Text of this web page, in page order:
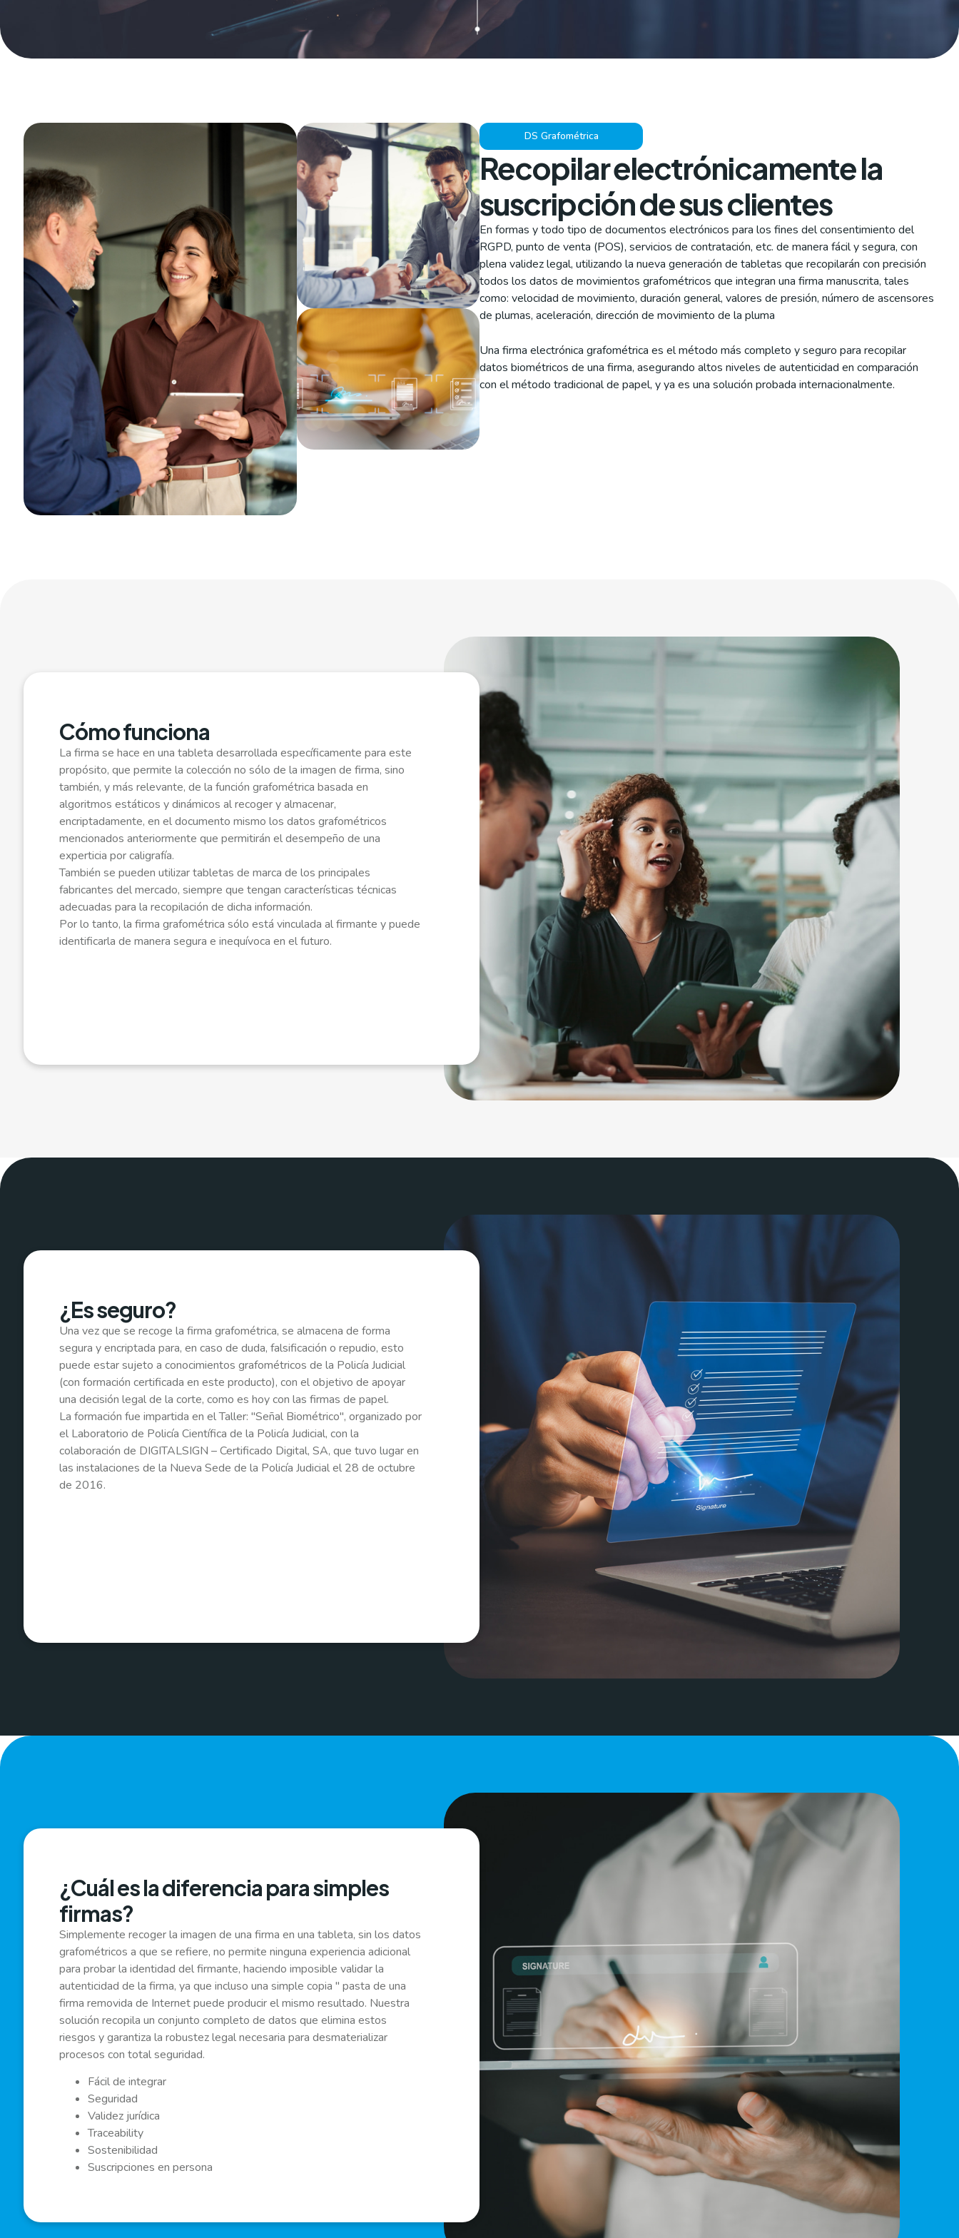
DS Grafométrica
Recopilar electrónicamente la
suscripción de sus clientes
En formas y todo tipo de documentos electrónicos para los fines del consentimiento del
RGPD, punto de venta (POS), servicios de contratación, etc. de manera fácil y segura, con
plena validez legal, utilizando la nueva generación de tabletas que recopilarán con precisión
todos los datos de movimientos grafométricos que integran una firma manuscrita, tales
como: velocidad de movimiento, duración general, valores de presión, número de ascensores
de plumas, aceleración, dirección de movimiento de la pluma
Una firma electrónica grafométrica es el método más completo y seguro para recopilar
datos biométricos de una firma, asegurando altos niveles de autenticidad en comparación
con el método tradicional de papel, y ya es una solución probada internacionalmente.
Cómo funciona
La firma se hace en una tableta desarrollada específicamente para este
propósito, que permite la colección no sólo de la imagen de firma, sino
también, y más relevante, de la función grafométrica basada en
algoritmos estáticos y dinámicos al recoger y almacenar,
encriptadamente, en el documento mismo los datos grafométricos
mencionados anteriormente que permitirán el desempeño de una
experticia por caligrafía.
También se pueden utilizar tabletas de marca de los principales
fabricantes del mercado, siempre que tengan características técnicas
adecuadas para la recopilación de dicha información.
Por lo tanto, la firma grafométrica sólo está vinculada al firmante y puede
identificarla de manera segura e inequívoca en el futuro.
¿Es seguro?
Una vez que se recoge la firma grafométrica, se almacena de forma
segura y encriptada para, en caso de duda, falsificación o repudio, esto
puede estar sujeto a conocimientos grafométricos de la Policía Judicial
(con formación certificada en este producto), con el objetivo de apoyar
una decisión legal de la corte, como es hoy con las firmas de papel.
La formación fue impartida en el Taller: "Señal Biométrico", organizado por
el Laboratorio de Policía Científica de la Policía Judicial, con la
colaboración de DIGITALSIGN – Certificado Digital, SA, que tuvo lugar en
las instalaciones de la Nueva Sede de la Policía Judicial el 28 de octubre
de 2016.
¿Cuál es la diferencia para simples
firmas?
Simplemente recoger la imagen de una firma en una tableta, sin los datos
grafométricos a que se refiere, no permite ninguna experiencia adicional
para probar la identidad del firmante, haciendo imposible validar la
autenticidad de la firma, ya que incluso una simple copia " pasta de una
firma removida de Internet puede producir el mismo resultado. Nuestra
solución recopila un conjunto completo de datos que elimina estos
riesgos y garantiza la robustez legal necesaria para desmaterializar
procesos con total seguridad.
Fácil de integrar
Seguridad
Validez jurídica
Traceability
Sostenibilidad
Suscripciones en persona